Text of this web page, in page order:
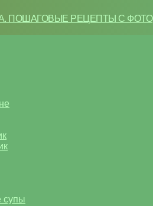
ПОШАГОВЫЕ РЕЦЕПТЫ С ФОТО
супы